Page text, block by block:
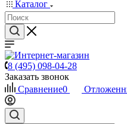
Каталог
8 (495) 098-04-28
Заказать звонок
Сравнение0